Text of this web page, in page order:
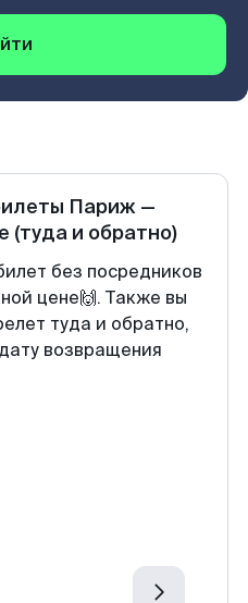
Париж—
(туда и обратно)
без посредников
цене🙌. Также вы
туда и обратно,
возвращения